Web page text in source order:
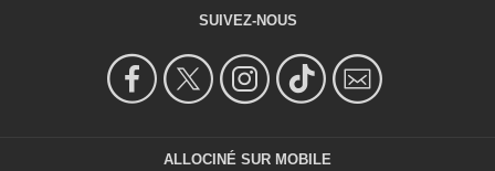
SUIVEZ-NOUS
ALLOCINÉ SUR MOBILE